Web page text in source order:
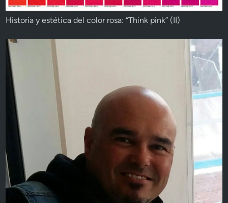
Historia y estética del color rosa: “Think pink” (II)